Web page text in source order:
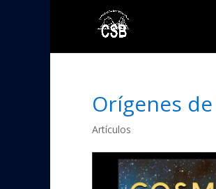
Orígenes
Artículos